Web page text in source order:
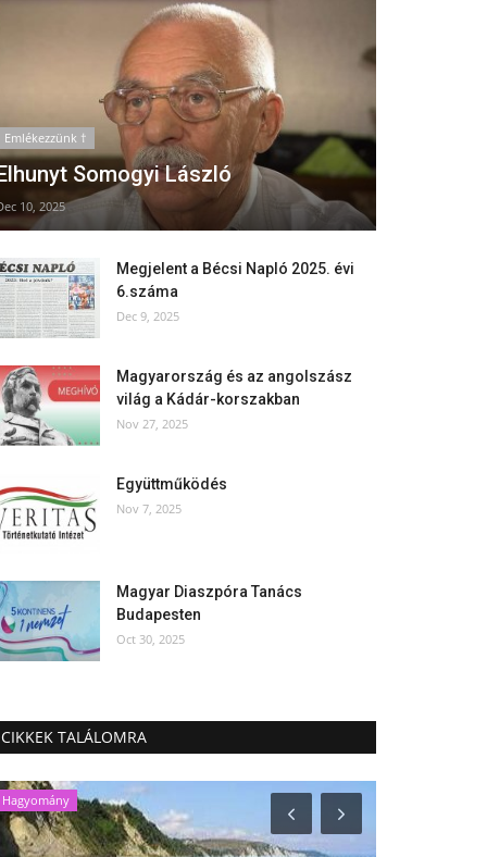
Emlékezzünk †
Somogyi László
10, 2025
Megjelent a Bécsi Napló 2025. évi
6.száma
Dec 9, 2025
Magyarország és az angolszász
világ a Kádár-korszakban
Nov 27, 2025
Együttműködés
Nov 7, 2025
Magyar Diaszpóra Tanács
Budapesten
Oct 30, 2025
CIKKEK TALÁLOMRA
Hagyomány